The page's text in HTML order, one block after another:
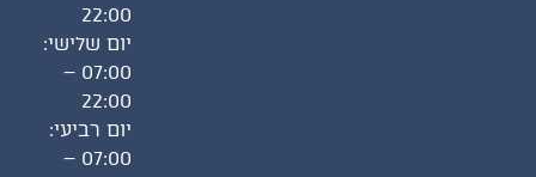
22:00
יום שלישי:
07:00 –
22:00
יום רביעי:
07:00 –